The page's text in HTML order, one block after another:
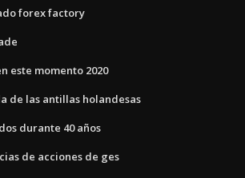
forex factory
este momento 2020
de las antillas holandesas
durante 40 años
de acciones de ges